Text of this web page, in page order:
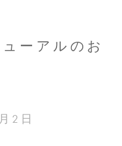
ーアルのお
2日